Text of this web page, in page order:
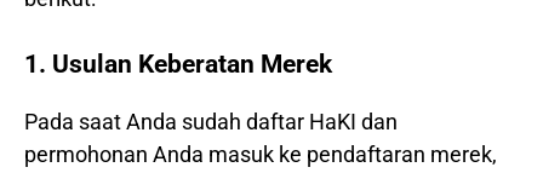
1. Usulan Keberatan Merek
Pada saat Anda sudah daftar HaKI dan
permohonan Anda masuk ke pendaftaran merek,